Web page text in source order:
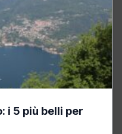
i 5 più belli per